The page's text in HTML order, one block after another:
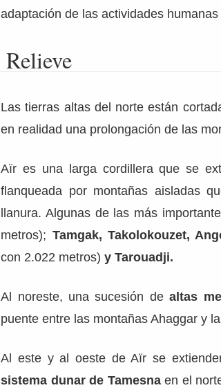
adaptación de las actividades
Relieve
Las tierras altas del norte están
en realidad una prolongación de las
Aïr es una larga cordillera que se
flanqueada por montañas aisladas
llanura. Algunas de las más
metros); Tamgak, Takolokouzet,
con 2.022 metros) y Tarouadji.
Al noreste, una sucesión dealtas
puente entre las montañas Ahaggar y
Al este y al oeste de Aïr se
sistema dunar de Tamesnaen el